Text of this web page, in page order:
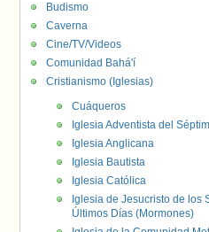
Budismo
Caverna
Cine/TV/Videos
Comunidad Bahá'í
Cristianismo (Iglesias)
Cuáqueros
Iglesia Adventista del
Iglesia Anglicana
Iglesia Bautista
Iglesia Católica
Iglesia de Jesucristo de los
Últimos Días (Mormones)